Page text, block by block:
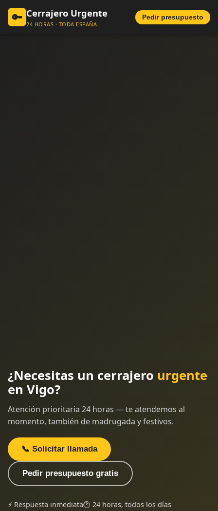
🔑 Cerrajero Urgente
24 HORAS · TODA ESPAÑA
Pedir presupuesto
¿Necesitas un cerrajero urgente
en Vigo?
Atención prioritaria 24 horas — te atendemos al
momento, también de madrugada y festivos.
📞 Solicitar llamada
Pedir presupuesto gratis
⚡ Respuesta inmediata🕐 24 horas, todos los días